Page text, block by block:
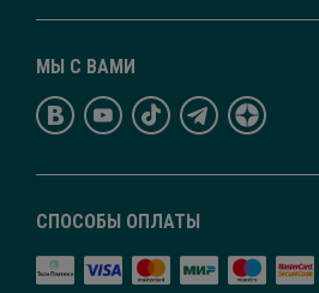
СПОСОБЫ ОПЛАТЫ
МЫ С ВАМИ